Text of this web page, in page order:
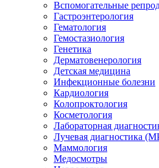
Вспомогательные
Гастроэнтерология
Гематология
Гемостазиология
Генетика
Дерматовенерология
Детская медицина
Инфекционные болезни
Кардиология
Колопроктология
Косметология
Лабораторная
Лучевая диагностика
Маммология
Медосмотры